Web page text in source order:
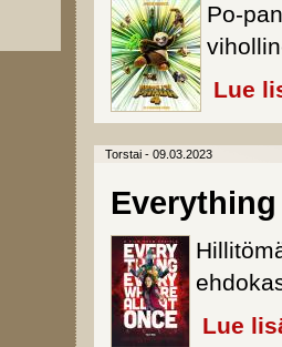
Po-
Lue
Torstai - 09.03.2023
Lue